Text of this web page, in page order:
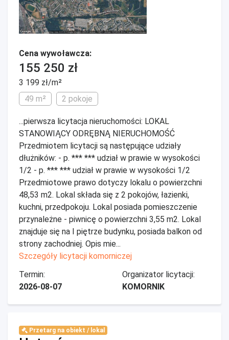
Cena wywoławcza:
155 250 zł
3 199 zł/m²
49 m²
2 pokoje
...pierwsza licytacja nieruchomości: LOKAL
STANOWIĄCY ODRĘBNĄ NIERUCHOMOŚĆ
Przedmiotem licytacji są następujące udziały
dłużników: - p. *** *** udział w prawie w wysokości
1/2 - p. *** *** udział w prawie w wysokości 1/2
Przedmiotowe prawo dotyczy lokalu o powierzchni
48,53 m2. Lokal składa się z 2 pokojów, łazienki,
kuchni, przedpokoju. Lokal posiada pomieszczenie
przynależne - piwnicę o powierzchni 3,55 m2. Lokal
znajduje się na I piętrze budynku, posiada balkon od
strony zachodniej. Opis mie...
Szczegóły licytacji komorniczej
Termin:
2026-08-07
Organizator licytacji:
KOMORNIK
Przetarg na obiekt / lokal